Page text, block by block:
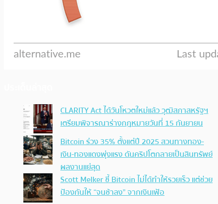
CLARITY Act ได้วันโหวตใหม่แล้ว วุฒิสภาสหรัฐฯ
เตรียมพิจารณาร่างกฎหมายวันที่ 15 กันยายน
Bitcoin ร่วง 35% ตั้งแต่ปี 2025 สวนทางทอง-
เงิน-ทองแดงพุ่งแรง ดันคริปโตกลายเป็นสินทรัพย์
ผลงานแย่สุด
Scott Melker ชี้ Bitcoin ไม่ได้ทำให้รวยเร็ว แต่ช่วย
ป้องกันให้ “จนช้าลง” จากเงินเฟ้อ